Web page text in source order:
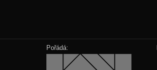
Pořádá: